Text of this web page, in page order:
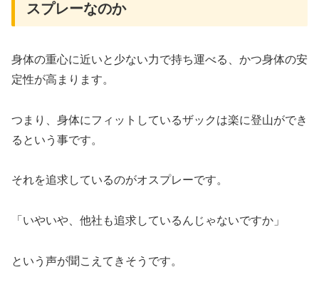
スプレーなのか
身体の重心に近いと少ない力で持ち運べる、かつ身体の安
定性が高まります。
つまり、身体にフィットしているザックは楽に登山ができ
るという事です。
それを追求しているのがオスプレーです。
「いやいや、他社も追求しているんじゃないですか」
という声が聞こえてきそうです。